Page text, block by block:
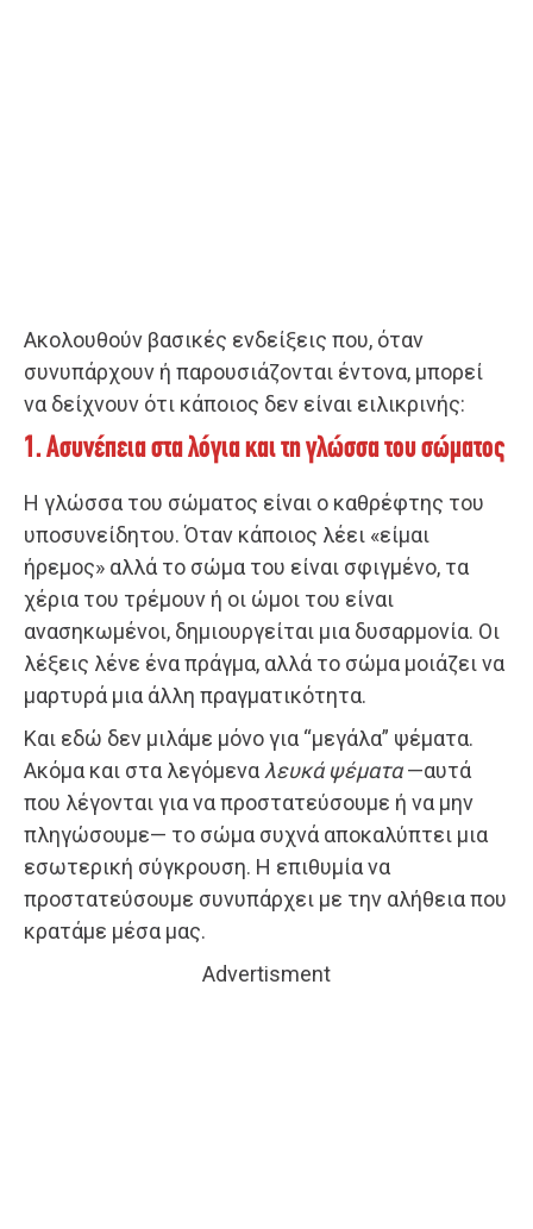
Ακολουθούν βασικές ενδείξεις που, όταν
συνυπάρχουν ή παρουσιάζονται έντονα, μπορεί
να δείχνουν ότι κάποιος δεν είναι ειλικρινής:
1. Ασυνέπεια στα λόγια και τη γλώσσα του σώματος
Η γλώσσα του σώματος είναι ο καθρέφτης του
υποσυνείδητου. Όταν κάποιος λέει «είμαι
ήρεμος» αλλά το σώμα του είναι σφιγμένο, τα
χέρια του τρέμουν ή οι ώμοι του είναι
ανασηκωμένοι, δημιουργείται μια δυσαρμονία. Οι
λέξεις λένε ένα πράγμα, αλλά το σώμα μοιάζει να
μαρτυρά μια άλλη πραγματικότητα.
Και εδώ δεν μιλάμε μόνο για “μεγάλα” ψέματα.
Ακόμα και στα λεγόμενα λευκά ψέματα—αυτά
που λέγονται για να προστατεύσουμε ή να μην
πληγώσουμε— το σώμα συχνά αποκαλύπτει μια
εσωτερική σύγκρουση. Η επιθυμία να
προστατεύσουμε συνυπάρχει με την αλήθεια που
κρατάμε μέσα μας.
Advertisment